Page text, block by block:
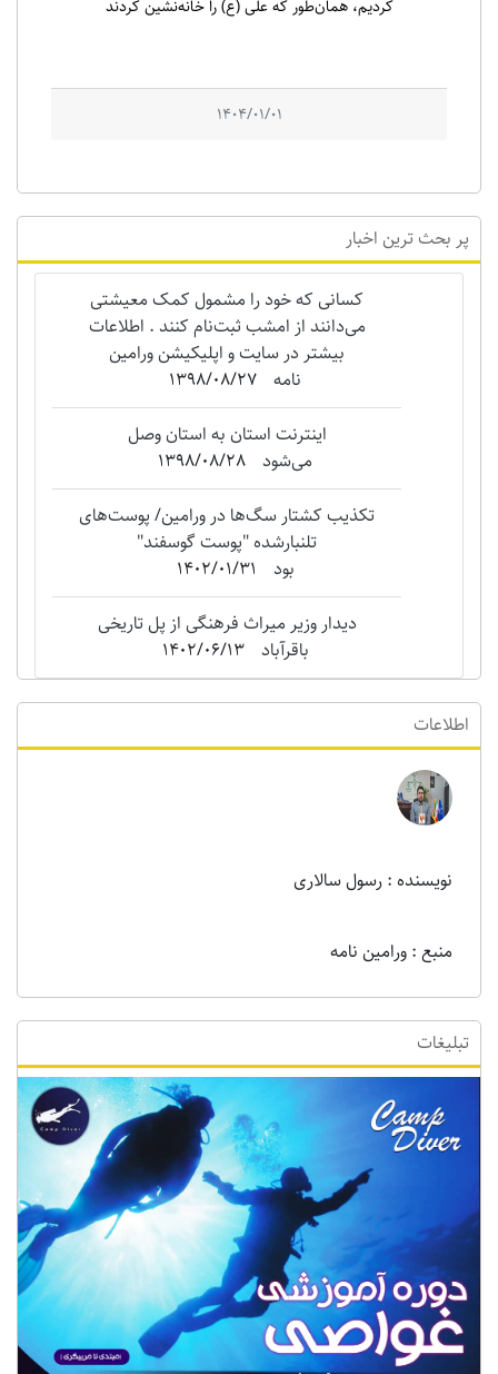
کردیم، همان‌طور که علی (ع) را خانه‌نشین کردند
1404/01/01
پر بحث ترین اخبار
کسانی که خود را مشمول کمک معیشتی
می‌دانند از امشب ثبت‌نام کنند . اطلاعات
بیشتر در سایت و اپلیکیشن ورامین
نامه 1398/08/27
اینترنت استان به استان وصل
می‌شود
1398/08/28
تکذیب کشتار سگ‌ها در ورامین/ پوست‌های
تلنبارشده "‌پوست گوسفند"
بود
1402/01/31
دیدار وزیر میراث فرهنگی از پل تاریخی
باقرآباد
1402/06/13
اطلاعات
نویسنده : رسول سالاری
منبع : ورامین نامه
تبلیغات